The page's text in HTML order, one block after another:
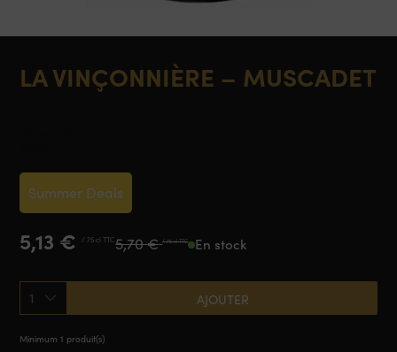
LA VINÇONNIÈRE – MUSCADET
5,70€ / 75 cl TTC
Le
prix
initial
était :
5,70 €.
5,13 € / 75 cl TTC
Le
prix
actuel
est :
5,13 €.
En stock
1 AJOUTER
Minimum 1 produit(s)
Summer Deals